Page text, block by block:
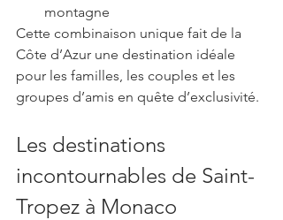
montagne
Cette combinaison unique fait de la
Côte d’Azur une destination idéale
pour les familles, les couples et les
groupes d’amis en quête d’exclusivité.
Les destinations
incontournables de Saint-
Tropez à Monaco